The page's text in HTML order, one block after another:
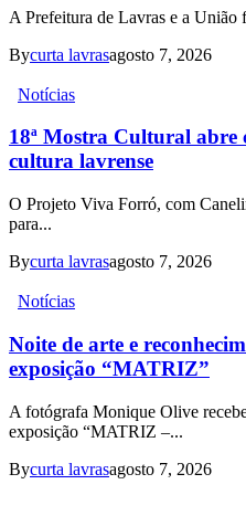
A Prefeitura de Lavras e a União
Bycurta lavrasagosto 7, 2026
Notícias
18ª Mostra Cultural abre
cultura lavrense
O Projeto Viva Forró, com
para...
Bycurta lavrasagosto 7, 2026
Notícias
Noite de arte e
exposição “MATRIZ”
A fotógrafa Monique Olive
exposição “MATRIZ –...
Bycurta lavrasagosto 7, 2026